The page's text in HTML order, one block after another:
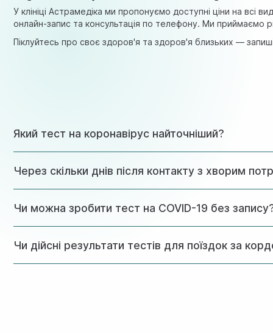
У клініці Астрамедіка ми пропонуємо доступні ціни на всі
онлайн-запис та консультація по телефону. Ми приймаємо
Піклуйтесь про своє здоров'я та здоров'я близьких —
Який тест на коронавірус найточніший?
Через скільки днів після контакту з хворим
Чи можна зробити тест на COVID-19 без
Чи дійсні результати тестів для поїздок за